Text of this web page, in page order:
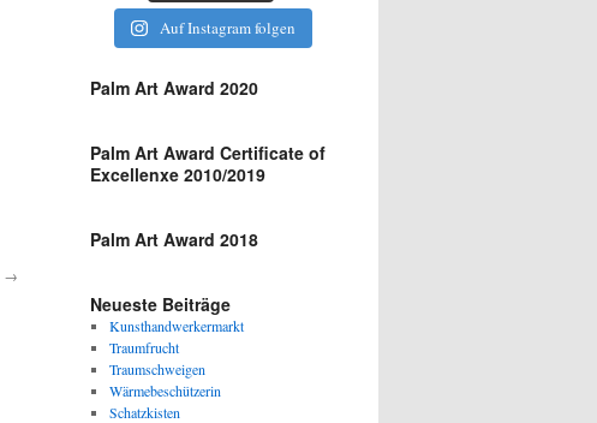
→
Auf Instagram folgen
Palm Art Award 2020
Palm Art Award Certificate of
Excellenxe 2010/2019
Palm Art Award 2018
Neueste Beiträge
Kunsthandwerkermarkt
Traumfrucht
Traumschweigen
Wärmebeschützerin
Schatzkisten